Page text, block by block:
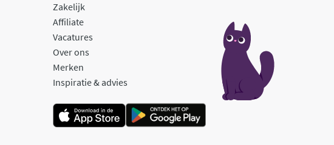
Zakelijk
Affiliate
Vacatures
Over ons
Merken
Inspiratie & advies